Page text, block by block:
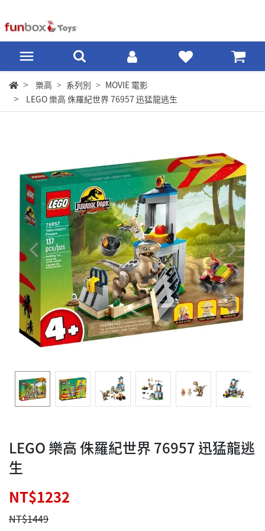
樂高 系列別
MOVIE 電影
LEGO 樂高 侏羅紀世界 76957 迅猛龍逃生
LEGO 樂高 侏羅紀世界 76957 迅猛龍逃
生
NT$1232
NT$1449